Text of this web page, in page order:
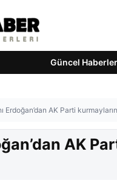
Güncel Haberler
Erdoğan’dan AK Parti
AK